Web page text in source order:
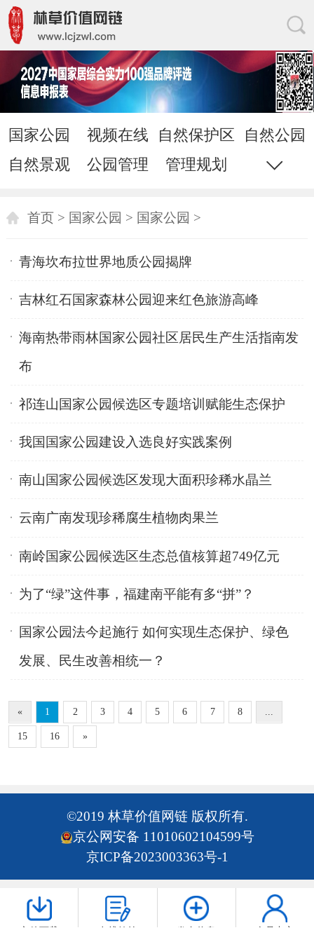
国家公园 视频在线 自然保护区
自然公园
自然景观
公园管理 管理规划
文化科学
首页 > 国家公园 > 国家公园 >
青海坎布拉世界地质公园揭牌
吉林红石国家森林公园迎来红色旅游高峰
海南热带雨林国家公园社区居民生产生活指南发
布
祁连山国家公园候选区专题培训赋能生态保护
我国国家公园建设入选良好实践案例
南山国家公园候选区发现大面积珍稀水晶兰
云南广南发现珍稀腐生植物肉果兰
南岭国家公园候选区生态总值核算超749亿元
为了“绿”这件事，福建南平能有多“拼”？
国家公园法今起施行 如何实现生态保护、绿色
发展、民生改善相统一？
« 1 2 3 4 5 6 7 8 ...
15 16 »
©2019 林草价值网链 版权所有.
京公网安备 11010602104599号
京ICP备2023003363号-1